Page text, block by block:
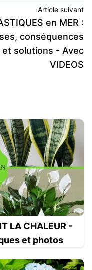
Article suivant
en MER :
conséquences
et solutions - Avec
VIDEOS
LA CHALEUR -
et photos